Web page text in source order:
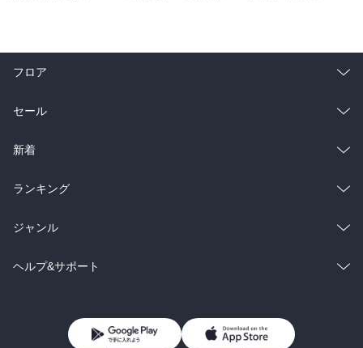
フロア
総合
ラノベ
雑誌・グラビア
BL・TL
セール
総合
ラノベ
雑誌・グラビア
BL・TL
新着
総合
ラノベ
雑誌・グラビア
ランキング
総合
ラノベ
ジャンル
コミック
ライトノベル 男子向けラノベ
ヘルプ&サポート
よくあるご質問 お問い合わせ